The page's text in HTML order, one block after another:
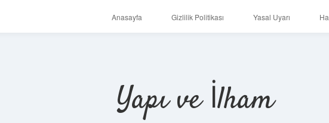
Anasayfa Gizlilik Politikası Yasal Uyarı
Yapı ve İlham